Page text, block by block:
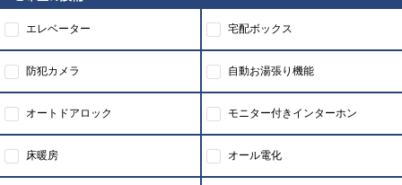
エレベーター 宅配ボックス
防犯カメラ 自動お湯張り機能
オートドアロック モニター付きインターホン
床暖房 オール電化